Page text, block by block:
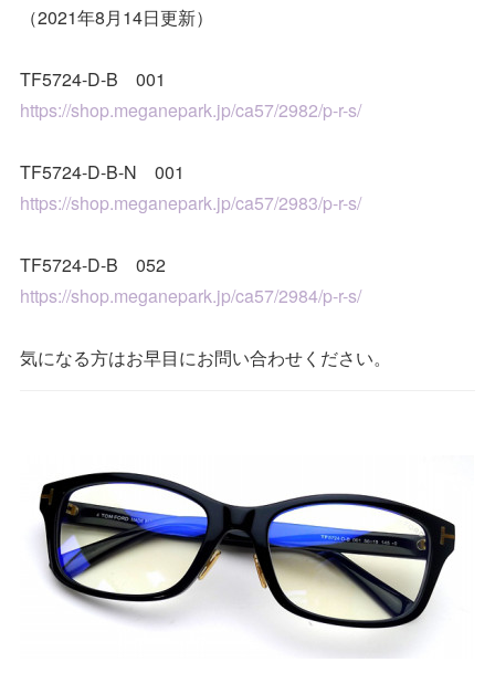
（2021年8月14日更新）
TF5724-D-B 001
https://shop.meganepark.jp/ca57/2982/p-r-s/
TF5724-D-B-N 001
https://shop.meganepark.jp/ca57/2983/p-r-s/
TF5724-D-B 052
https://shop.meganepark.jp/ca57/2984/p-r-s/
気になる方はお早目にお問い合わせください。